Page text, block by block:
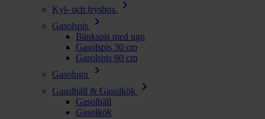
Kyl- och frysbox
chevron_right
Gasolspis chevron_right
Bänkspis med ugn
Gasolspis 50 cm
Gasolspis 60 cm
Gasolugn
chevron_right
Gasolhäll & Gasolkök chevron_right
Gasolhäll
Gasolkök